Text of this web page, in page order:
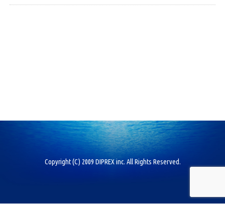
Copyright (C) 2009 DIPREX inc. All Rights Reserved.